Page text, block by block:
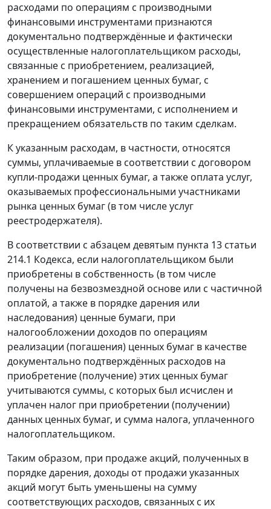
расходами по операциям с производными
финансовыми инструментами признаются
документально подтверждённые и фактически
осуществленные налогоплательщиком расходы,
связанные с приобретением, реализацией,
хранением и погашением ценных бумаг, с
совершением операций с производными
финансовыми инструментами, с исполнением и
прекращением обязательств по таким сделкам.
К указанным расходам, в частности, относятся
суммы, уплачиваемые в соответствии с договором
купли-продажи ценных бумаг, а также оплата услуг,
оказываемых профессиональными участниками
рынка ценных бумаг (в том числе услуг
реестродержателя).
В соответствии с абзацем девятым пункта 13 статьи
214.1 Кодекса, если налогоплательщиком были
приобретены в собственность (в том числе
получены на безвозмездной основе или с частичной
оплатой, а также в порядке дарения или
наследования) ценные бумаги, при
налогообложении доходов по операциям
реализации (погашения) ценных бумаг в качестве
документально подтверждённых расходов на
приобретение (получение) этих ценных бумаг
учитываются суммы, с которых был исчислен и
уплачен налог при приобретении (получении)
данных ценных бумаг, и сумма налога, уплаченного
налогоплательщиком.
Таким образом, при продаже акций, полученных в
порядке дарения, доходы от продажи указанных
акций могут быть уменьшены на сумму
соответствующих расходов, связанных с их